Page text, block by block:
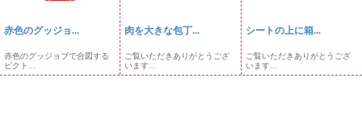
赤色のグッジョ...
赤色のグッジョブで合図する
ピクト...
肉を大きな包丁...
ご覧いただきありがとうござ
います...
シートの上に箱...
ご覧いただきありがとうござ
います...